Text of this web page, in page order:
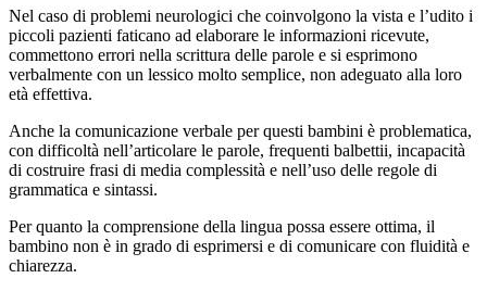
Nel caso di problemi neurologici che coinvolgono la vista e l’udito i
piccoli pazienti faticano ad elaborare le informazioni ricevute,
commettono errori nella scrittura delle parole e si esprimono
verbalmente con un lessico molto semplice, non adeguato alla loro
età effettiva.
Anche la comunicazione verbale per questi bambini è problematica,
con difficoltà nell’articolare le parole, frequenti balbettii, incapacità
di costruire frasi di media complessità e nell’uso delle regole di
grammatica e sintassi.
Per quanto la comprensione della lingua possa essere ottima, il
bambino non è in grado di esprimersi e di comunicare con fluidità e
chiarezza.